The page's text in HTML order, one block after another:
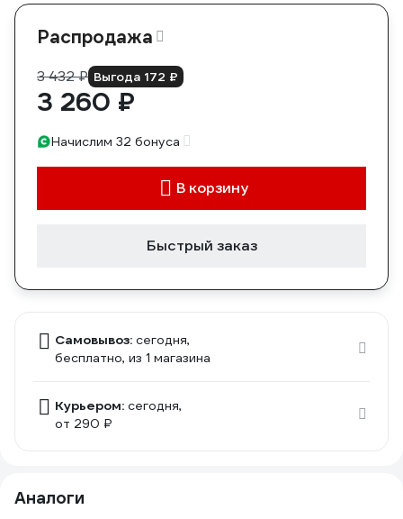
Распродажа
3 432 ₽ Выгода 172 ₽
3 260 ₽
Начислим 32 бонуса
В корзину
Быстрый заказ
Самовывоз: сегодня,
бесплатно, из 1 магазина
Курьером: сегодня,
от 290 ₽
Аналоги